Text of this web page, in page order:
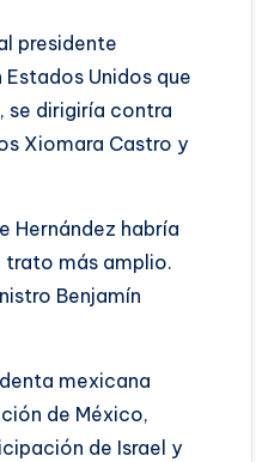
presidente
Unidos que
se dirigiría contra
Xiomara Castro y
Hernández habría
trato más amplio.
Benjamín
mexicana
de México,
de Israel y